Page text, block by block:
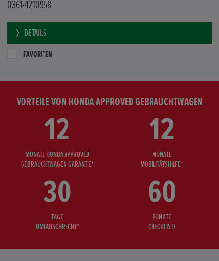
0361-4210958
DETAILS
FAVORITEN
VORTEILE VON HONDA APPROVED GEBRAUCHTWAGEN
12
MONATE HONDA APPROVED
GEBRAUCHTWAGEN-GARANTIE*
12
MONATE
MOBILITÄTSHILFE*
30
TAGE
UMTAUSCHRECHT*
60
PUNKTE
CHECKLISTE